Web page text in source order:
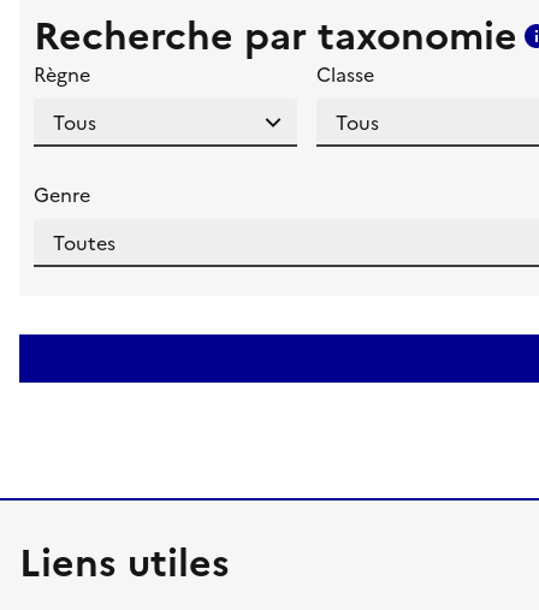
Recherche par taxonomie
Règne Classe
Genre
Liens utiles